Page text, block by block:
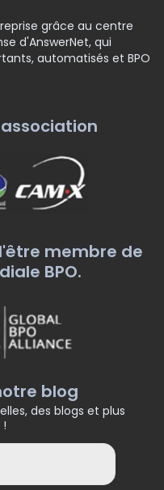
grâce au centre
d'AnswerNet, qui
automatisés et BPO
membre de
BPO.
blog
des blogs et plus